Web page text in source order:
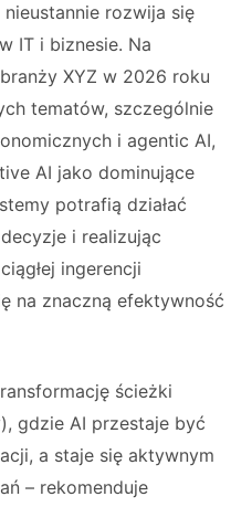
nieustannie rozwija się
IT i biznesie. Na
XYZ w 2026 roku
tematów, szczególnie
i agentic AI,
AI jako dominujące
potrafią działać
i realizując
ingerencji
na znaczną efektywność
ścieżki
gdzie AI przestaje być
a staje się aktywnym
– rekomenduje